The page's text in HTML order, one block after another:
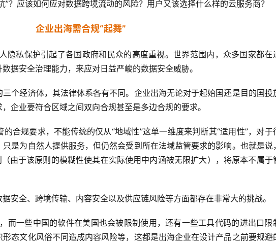
？应该如何应对数据跨境流动的风险？用户又该选择什么样的云服务商？
企业出海需合规“起舞”
隐私保护引起了各国政府和民众的高度重视。世界范围内，众多国家都在
据安全治理能力，来应对日益严峻的数据安全威胁。
个经济体，其法律体系各有不同。企业出海无论对于起始国还是目的国投
企业要符合区域之间双向合规甚至是多边合规的要求。
合规要求，不能传统的仅从“地域性”这单一维度来判断其“适用性”，对于
是为自然人提供服务，但仍然会受到所在法域监管要求的影响。也就是说
由于该原则的模糊性使其在实际使用中内涵被无限扩大），将原本不属于
安全、跨境传输、内容安全以及供应链风险等方面都存在非常大的挑战。
而一些中国的软件在美国也会被限制使用，还有一些工具代码的进出口限
态文化风俗不同造成内容风险等，这都是出海企业在设计产品之前要规避